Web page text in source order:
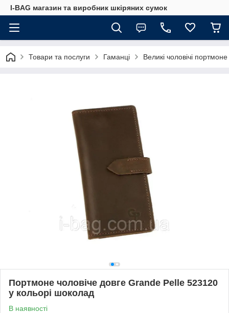
I-BAG магазин та виробник шкіряних сумок
Товари та послуги Гаманці Великі чоловічі портмоне
Портмоне чоловіче довге Grande Pelle 523120
у кольорі шоколад
В наявності